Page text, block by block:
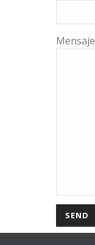
Mensaje